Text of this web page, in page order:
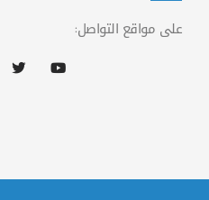
على مواقع التواصل: